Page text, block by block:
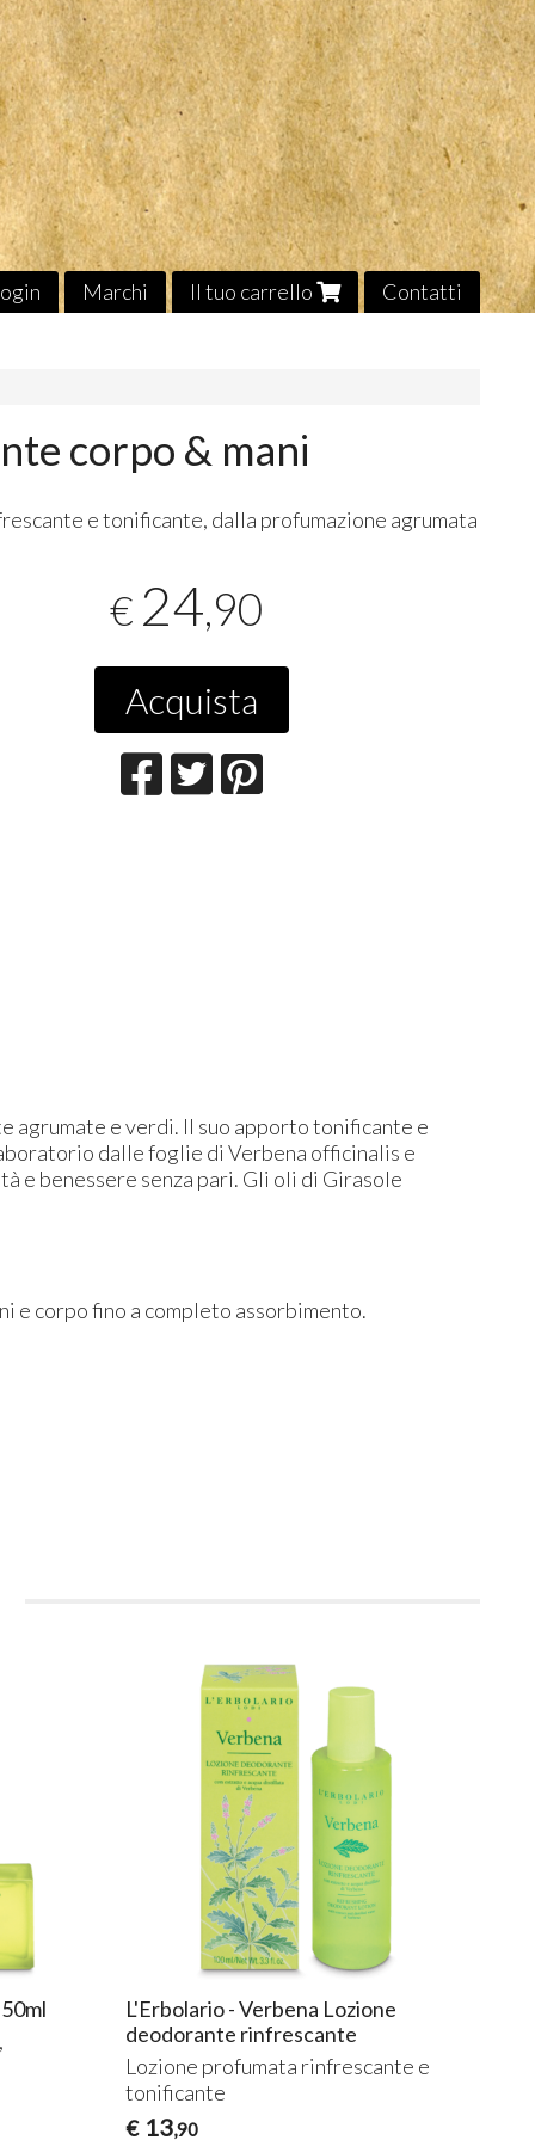
Marchi Il tuo carrello Contatti
corpo & mani
e tonificante, dalla profumazione agrumata
€ 24,90
Acquista
agrumate e verdi. Il suo apporto tonificante e
dalle foglie di Verbena officinalis e
e benessere senza pari. Gli oli di Girasole
e corpo fino a completo assorbimento.
L'Erbolario - Verbena Lozione
deodorante rinfrescante
Lozione profumata rinfrescante e
tonificante
€ 13,90